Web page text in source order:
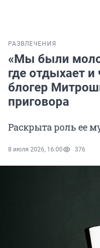
РАЗВЛЕЧЕНИЯ
«Мы были
где отдыхает
блогер
приговора
Раскрыта роль ее
8 июля 2026, 16:00 376